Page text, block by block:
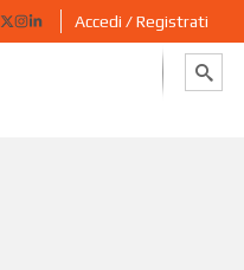
Accedi / Registrati